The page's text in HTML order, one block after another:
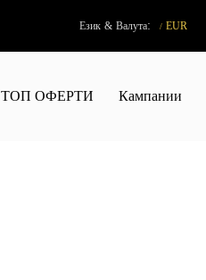
Език & Валута: / EUR
ТОП ОФЕРТИ Кампании